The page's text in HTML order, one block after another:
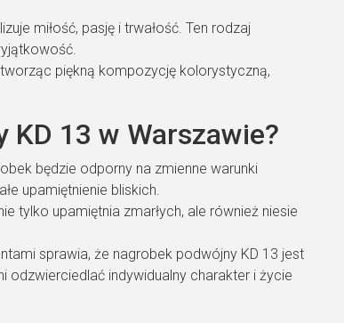
miłość, pasję i trwałość. Ten rodzaj
piękną kompozycję kolorystyczną,
13 w Warszawie?
będzie odporny na zmienne warunki
upamiętnienie bliskich.
tylko upamiętnia zmarłych, ale również niesie
sprawia, że nagrobek podwójny KD 13 jest
odzwierciedlać indywidualny charakter i życie